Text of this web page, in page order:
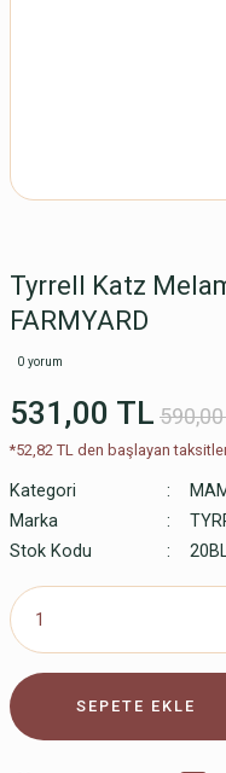
Tyrrell Katz
FARMYARD
0 yorum
531,00 TL
*52,82 TL den başlayan
Kategori
Marka
Stok Kodu
SEPETE EKLE